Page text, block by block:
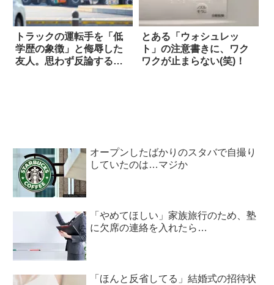
トラックの運転手を「低
学歴の象徴」と侮辱した
友人。思わず反論する
とある「ウォシュレッ
ト」の注意書きに、ワク
ワクが止まらない(笑)！
オープンしたばかりのスタバで自撮り
していたのは…マジか
「やめてほしい」家族旅行のため、塾
に欠席の連絡を入れたら…
「ほんと反省してる」結婚式の招待状